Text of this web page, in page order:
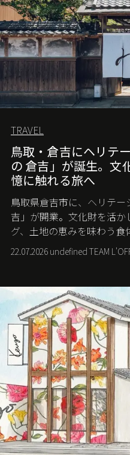
TRAVEL
鳥取・倉吉にヘリテ
の 倉吉」が誕生。文
憶に触れる旅へ
鳥取県倉吉市に、ヘリテ
吉」が開業。文化財を活
グ、土地の恵みを味わう
ちに深く滞在する旅を提案
22.07.2026 undefined TEAM